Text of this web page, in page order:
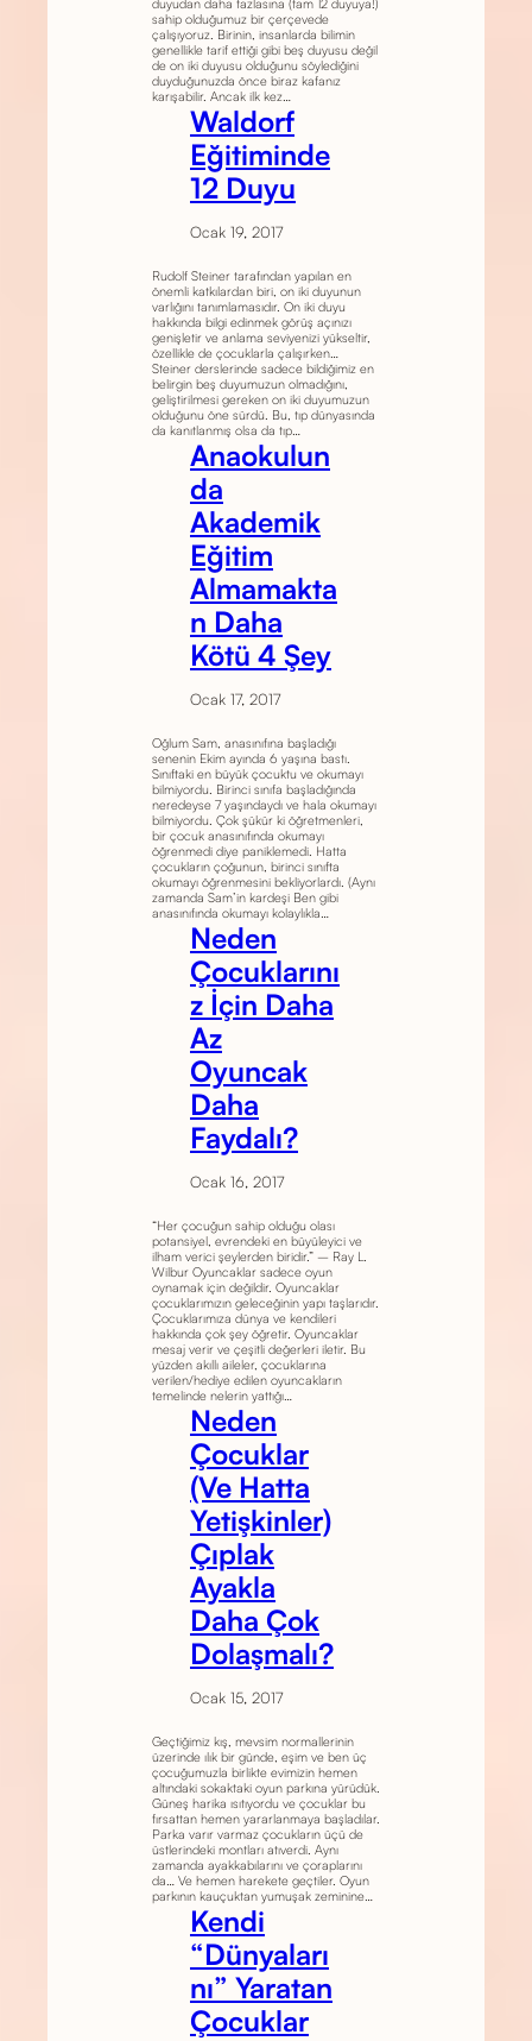
duyudan daha fazlasına (tam 12 duyuya!)
sahip olduğumuz bir çerçevede
çalışıyoruz. Birinin, insanlarda bilimin
genellikle tarif ettiği gibi beş duyusu değil
de on iki duyusu olduğunu söylediğini
duyduğunuzda önce biraz kafanız
karışabilir. Ancak ilk kez…
Waldorf
Eğitiminde
12 Duyu
Ocak 19, 2017
Rudolf Steiner tarafından yapılan en
önemli katkılardan biri, on iki duyunun
varlığını tanımlamasıdır. On iki duyu
hakkında bilgi edinmek görüş açınızı
genişletir ve anlama seviyenizi yükseltir,
özellikle de çocuklarla çalışırken…
Steiner derslerinde sadece bildiğimiz en
belirgin beş duyumuzun olmadığını,
geliştirilmesi gereken on iki duyumuzun
olduğunu öne sürdü. Bu, tıp dünyasında
da kanıtlanmış olsa da tıp…
Anaokulun
da
Akademik
Eğitim
Almamakta
n Daha
Kötü 4 Şey
Ocak 17, 2017
Oğlum Sam, anasınıfına başladığı
senenin Ekim ayında 6 yaşına bastı.
Sınıftaki en büyük çocuktu ve okumayı
bilmiyordu. Birinci sınıfa başladığında
neredeyse 7 yaşındaydı ve hala okumayı
bilmiyordu. Çok şükür ki öğretmenleri,
bir çocuk anasınıfında okumayı
öğrenmedi diye paniklemedi. Hatta
çocukların çoğunun, birinci sınıfta
okumayı öğrenmesini bekliyorlardı. (Aynı
zamanda Sam’in kardeşi Ben gibi
anasınıfında okumayı kolaylıkla…
Neden
Çocuklarını
z İçin Daha
Az
Oyuncak
Daha
Faydalı?
Ocak 16, 2017
“Her çocuğun sahip olduğu olası
potansiyel, evrendeki en büyüleyici ve
ilham verici şeylerden biridir.” – Ray L.
Wilbur Oyuncaklar sadece oyun
oynamak için değildir. Oyuncaklar
çocuklarımızın geleceğinin yapı taşlarıdır.
Çocuklarımıza dünya ve kendileri
hakkında çok şey öğretir. Oyuncaklar
mesaj verir ve çeşitli değerleri iletir. Bu
yüzden akıllı aileler, çocuklarına
verilen/hediye edilen oyuncakların
temelinde nelerin yattığı…
Neden
Çocuklar
(Ve Hatta
Yetişkinler)
Çıplak
Ayakla
Daha Çok
Dolaşmalı?
Ocak 15, 2017
Geçtiğimiz kış, mevsim normallerinin
üzerinde ılık bir günde, eşim ve ben üç
çocuğumuzla birlikte evimizin hemen
altındaki sokaktaki oyun parkına yürüdük.
Güneş harika ısıtıyordu ve çocuklar bu
fırsattan hemen yararlanmaya başladılar.
Parka varır varmaz çocukların üçü de
üstlerindeki montları atıverdi. Aynı
zamanda ayakkabılarını ve çoraplarını
da… Ve hemen harekete geçtiler. Oyun
parkının kauçuktan yumuşak zeminine…
Kendi
“Dünyaları
nı” Yaratan
Çocuklar